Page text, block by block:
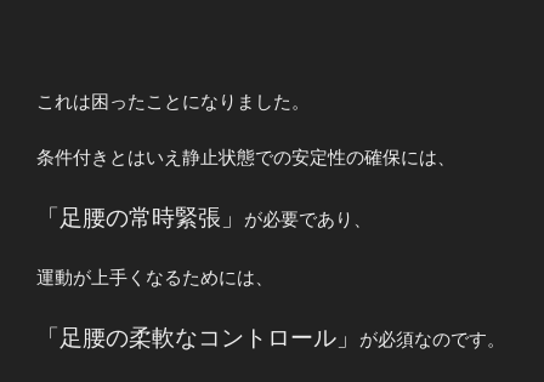
これは困ったことになりました。
条件付きとはいえ静止状態での安定性の確保には、
「足腰の常時緊張」 が必要であり、
運動が上手くなるためには、
「足腰の柔軟なコントロール」 が必須なのです。